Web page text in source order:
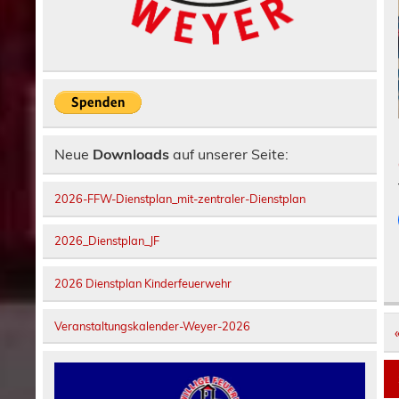
Neue Downloadsauf unserer Seite:
2026-FFW-Dienstplan_mit-zentraler-Dienstplan
2026_Dienstplan_JF
2026 Dienstplan Kinderfeuerwehr
Veranstaltungskalender-Weyer-2026